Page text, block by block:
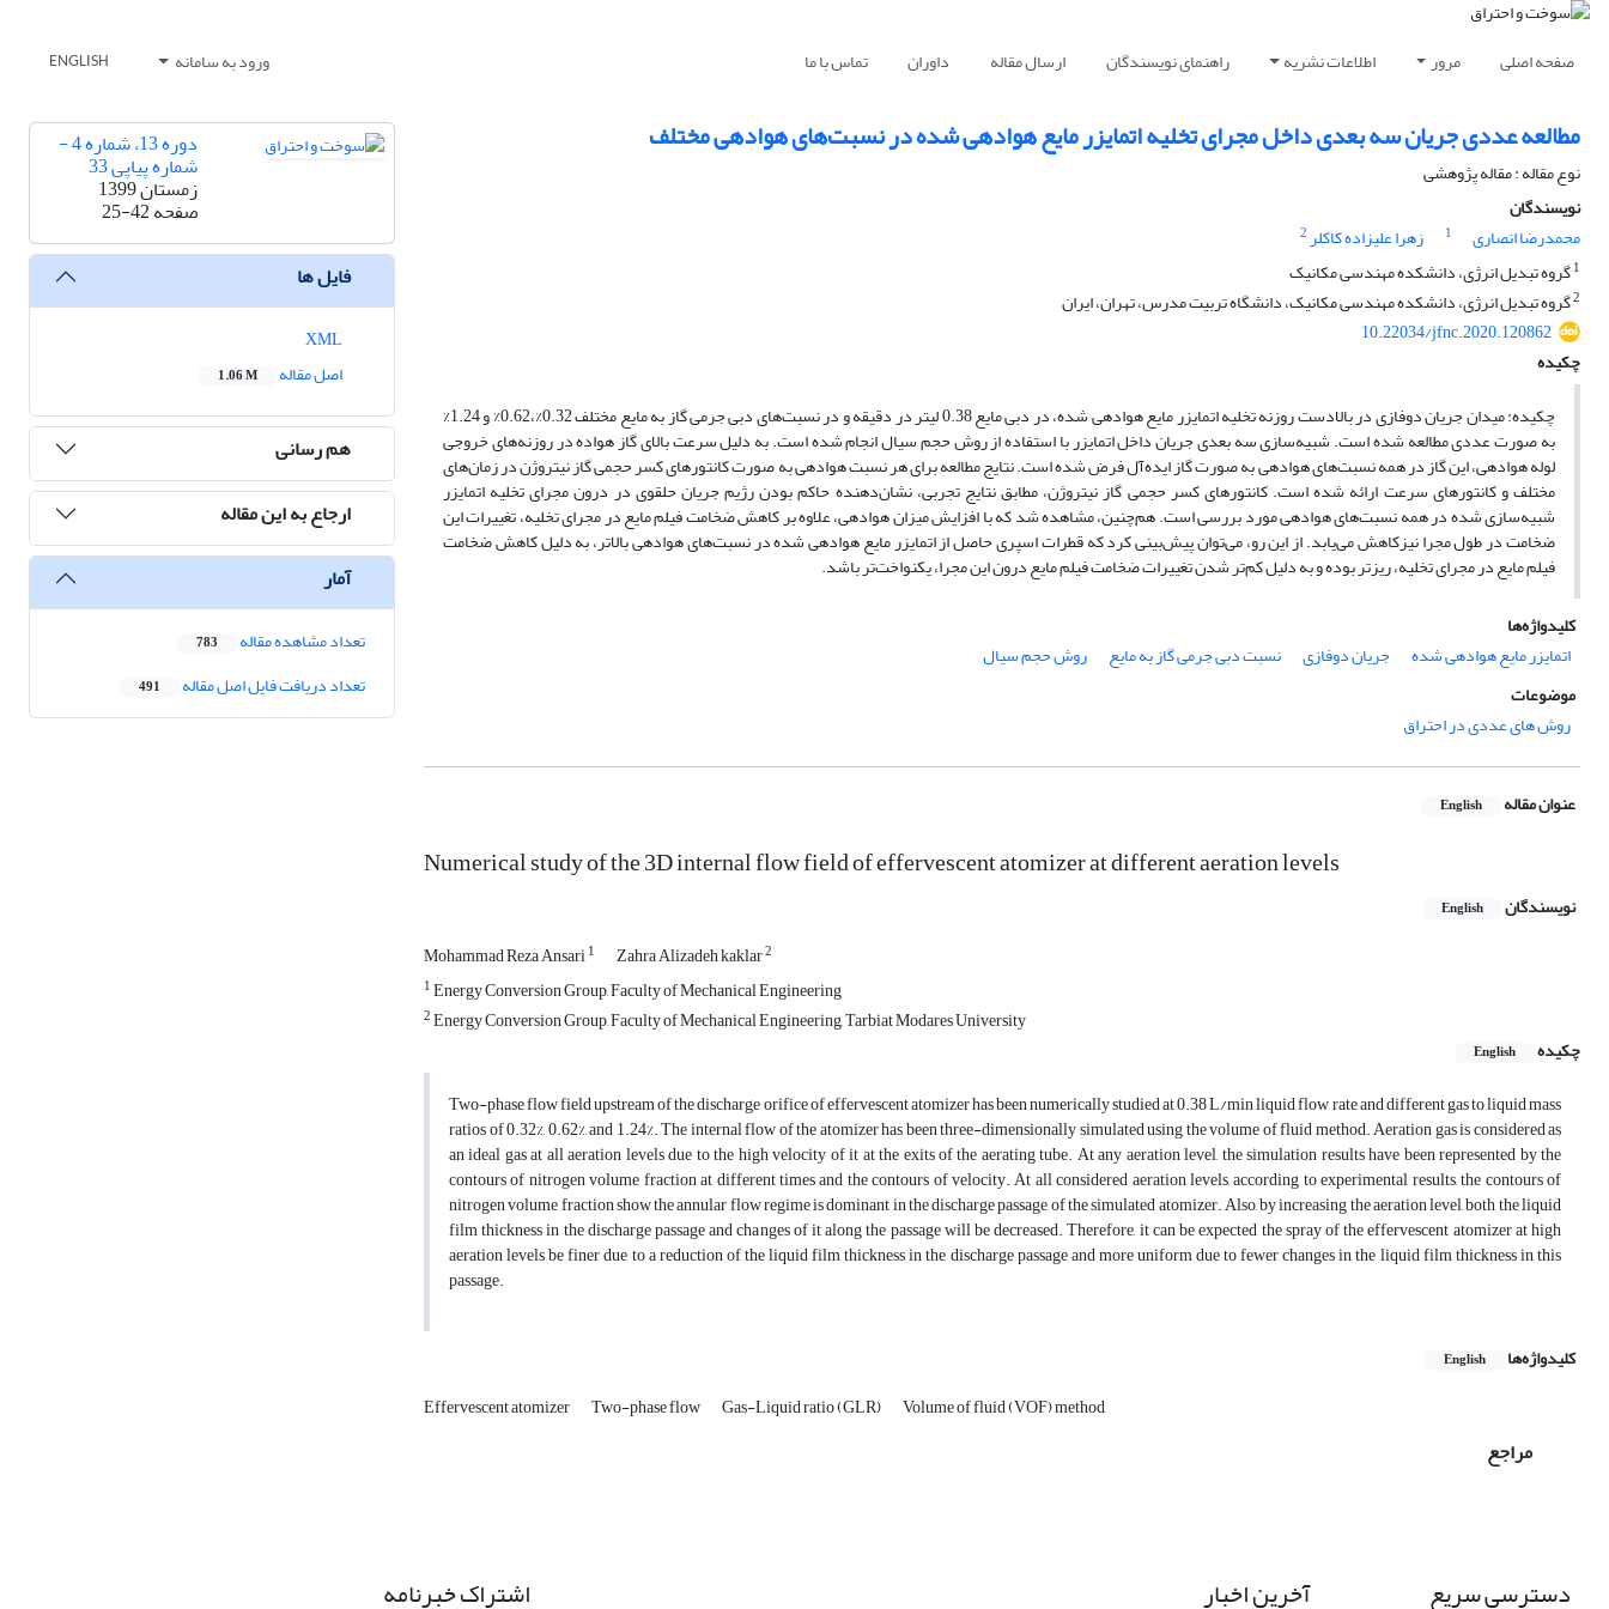
صفحه اصلی مرور اطلاعات نشریه راهنمای نویسندگان ارسال مقاله داوران تماس با ما ورود به سامانه ENGLISH
مطالعه عددی جریان سه بعدی داخل مجرای تخلیه اتمایزر مایع هوادهی شده در نسبت‌های هوادهی مختلف
نوع مقاله : مقاله پژوهشی
نویسندگان
محمدرضا انصاری
1 زهرا علیزاده کاکلر2
1گروه تبدیل انرژی، دانشکده مهندسی مکانیک
2گروه تبدیل انرژی، دانشکده مهندسی مکانیک، دانشگاه تربیت مدرس، تهران، ایران
10.22034/jfnc.2020.120862
چکیده
چکیده: میدان جریان دوفازی در بالادست روزنه تخلیه اتمایزر مایع هوادهی شده، در دبی مایع 0.38 لیتر در دقیقه و در نسبت‌های دبی جرمی گاز به مایع مختلف 0.32%،0.62% و 1.24%
به صورت عددی مطالعه شده است. شبیه‌سازی سه بعدی جریان داخل اتمایزر با استفاده از روش حجم سیال انجام شده است. به دلیل سرعت بالای گاز هواده در روزنه‌های خروجی
لوله هوادهی، این گاز در همه نسبت‌های هوادهی به صورت گاز ایده‌آل فرض شده است. نتایج مطالعه برای هر نسبت هوادهی به صورت کانتورهای کسر حجمی گاز نیتروژن در زمان‌های
مختلف و کانتورهای سرعت ارائه شده است. کانتورهای کسر حجمی گاز نیتروژن، مطابق نتایج تجربی، نشان‌‌دهنده حاکم بودن رژیم جریان حلقوی در درون مجرای تخلیه اتمایزر
شبیه‌سازی شده در همه نسبت‌های هوادهی مورد بررسی است. هم‌چنین، مشاهده شد که با افزایش میزان هوادهی، علاوه بر کاهش ضخامت فیلم مایع در مجرای تخلیه، تغییرات این
ضخامت در طول مجرا نیزکاهش می‌یابد. از این رو، می‌توان پیش‌بینی کرد که قطرات اسپری حاصل از اتمایزر مایع هوادهی شده در نسبت‌های هوادهی بالاتر، به دلیل کاهش ضخامت
فیلم مایع در مجرای تخلیه، ریزتر بوده و به دلیل کم‌تر شدن تغییرات ضخامت فیلم مایع درون این مجرا، یکنواخت‌تر باشد.
کلیدواژه‌ها
اتمایزر مایع هوادهی شده
جریان دوفازی نسبت دبی جرمی گاز به مایع
روش حجم سیال
موضوعات
روش های عددی در احتراق
عنوان مقاله English
Numerical study of the 3D internal flow field of effervescent atomizer at different aeration levels
نویسندگان English
Mohammad Reza Ansari1 Zahra Alizadeh kaklar2
1Energy Conversion Group, Faculty of Mechanical Engineering
2Energy Conversion Group, Faculty of Mechanical Engineering, Tarbiat Modares University
چکیده
English
Two-phase flow field upstream of the discharge orifice of effervescent atomizer has been numerically studied at 0.38 L/min liquid flow rate and different gas to liquid mass
ratios of 0.32%, 0.62%, and 1.24%. The internal flow of the atomizer has been three-dimensionally simulated using the volume of fluid method. Aeration gas is considered as
an ideal gas at all aeration levels due to the high velocity of it at the exits of the aerating tube. At any aeration level, the simulation results have been represented by the
contours of nitrogen volume fraction at different times and the contours of velocity. At all considered aeration levels, according to experimental results, the contours of
nitrogen volume fraction show the annular flow regime is dominant in the discharge passage of the simulated atomizer. Also, by increasing the aeration level, both the liquid
film thickness in the discharge passage and changes of it along the passage will be decreased. Therefore, it can be expected the spray of the effervescent atomizer at high
aeration levels be finer due to a reduction of the liquid film thickness in the discharge passage and more uniform due to fewer changes in the liquid film thickness in this
passage.
کلیدواژه‌ها English
Effervescent atomizer Two-phase flow Gas-Liquid ratio (GLR) Volume of fluid (VOF) method
مراجع
دوره 13، شماره 4 -
شماره پیاپی 33
زمستان 1399
صفحه25-42
فایل ها
اصل مقاله
1.06 M
هم رسانی
ارجاع به این مقاله
آمار
تعداد مشاهده مقاله 783
تعداد دریافت فایل اصل مقاله 491
دسترسی سریع آخرین اخبار اشتراک خبرنامه